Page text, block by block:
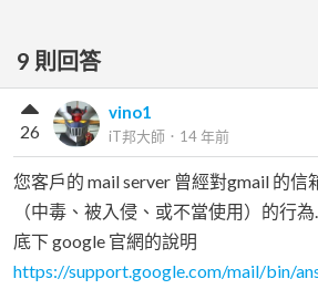
9 則回答
vino1
iT邦大師 ． 14 年前
26
您客戶的 mail server 曾經對gmail 的信
（中毒、被入侵、或不當使用）的行
底下 google 官網的說明
https://support.google.com/mail/bin/